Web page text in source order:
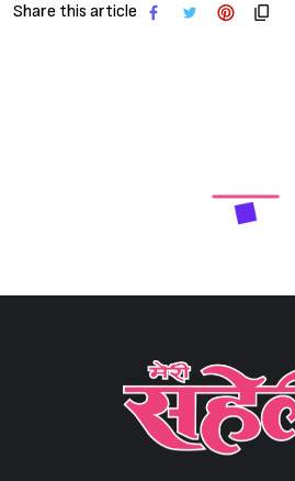
Share this article